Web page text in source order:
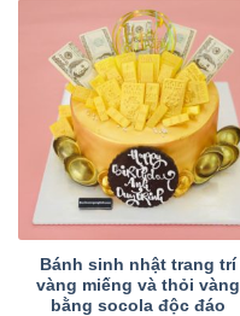
Bánh sinh nhật trang trí
vàng miếng và thỏi vàng
bằng socola độc đáo